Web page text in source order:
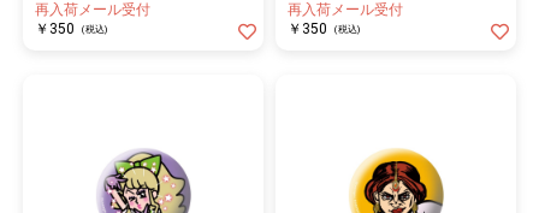
再入荷メール受付
￥350
(税込)
再入荷メール受付
￥350
(税込)